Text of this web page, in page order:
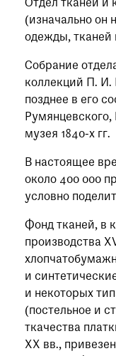
Опрос о
Просим вас
о качестве
мнение
Пройти
Отдел тканей и
(изначально он
одежды, тканей
Собрание
коллекций П.
позднее в его
музея 1840-х гг.
В настоящее
около 400 000
условно
Фонд тканей, в
производства
и
и некоторых
(постельное и
ткачества
XX вв.,